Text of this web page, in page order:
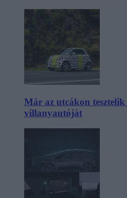
Már az utcákon
villanyautóját